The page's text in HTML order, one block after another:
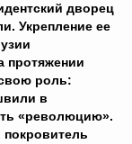
дворец
Укрепление ее
протяжении
роль:
в
«революцию».